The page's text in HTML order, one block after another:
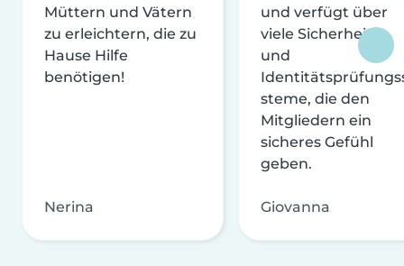
Müttern und Vätern
zu erleichtern, die zu
Hause Hilfe
benötigen!
Nerina
und verfügt über
viele Sicherheits-
und
steme, die den
Mitgliedern ein
sicheres Gefühl
geben.
Giovanna